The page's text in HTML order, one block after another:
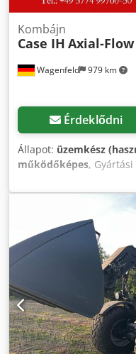
Wagenfeld 979 km
Kombájn
Case IH Axial-Flow
Érdeklődni
Állapot: üzemkész
működőképes, Gyártási
366 kW
maximális sebesség:30
, következő
gumiabroncs méret:
YHG233775
,
repcevágó, utánfutó
megbízásából az
eladásra: Case-IH AF
YHG233775 Hosszanti
motor Teljesítmény: 366
gumilánctalpas futómű,
HID munkalámpa